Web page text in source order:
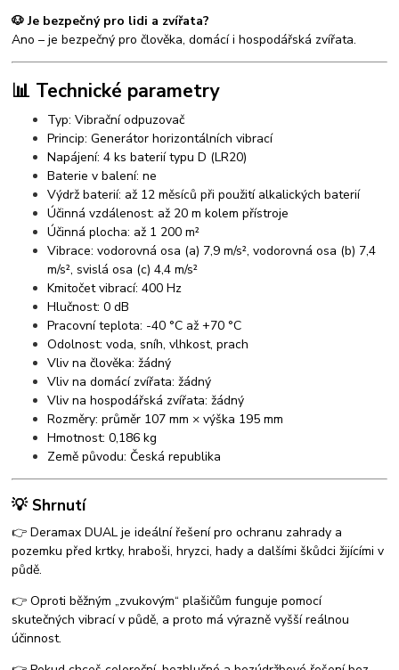
🐶 Je bezpečný pro lidi a zvířata?
Ano – je bezpečný pro člověka, domácí i hospodářská zvířata.
📊 Technické parametry
Typ: Vibrační odpuzovač
Princip: Generátor horizontálních vibrací
Napájení: 4 ks baterií typu D (LR20)
Baterie v balení: ne
Výdrž baterií: až 12 měsíců při použití alkalických baterií
Účinná vzdálenost: až 20 m kolem přístroje
Účinná plocha: až 1 200 m²
Vibrace: vodorovná osa (a) 7,9 m/s², vodorovná osa (b) 7,4
m/s², svislá osa (c) 4,4 m/s²
Kmitočet vibrací: 400 Hz
Hlučnost: 0 dB
Pracovní teplota: -40 °C až +70 °C
Odolnost: voda, sníh, vlhkost, prach
Vliv na člověka: žádný
Vliv na domácí zvířata: žádný
Vliv na hospodářská zvířata: žádný
Rozměry: průměr 107 mm × výška 195 mm
Hmotnost: 0,186 kg
Země původu: Česká republika
💡 Shrnutí
👉 Deramax DUAL je ideální řešení pro ochranu zahrady a
pozemku před krtky, hraboši, hryzci, hady a dalšími škůdci žijícími v
půdě.
👉 Oproti běžným „zvukovým“ plašičům funguje pomocí
skutečných vibrací v půdě, a proto má výrazně vyšší reálnou
účinnost.